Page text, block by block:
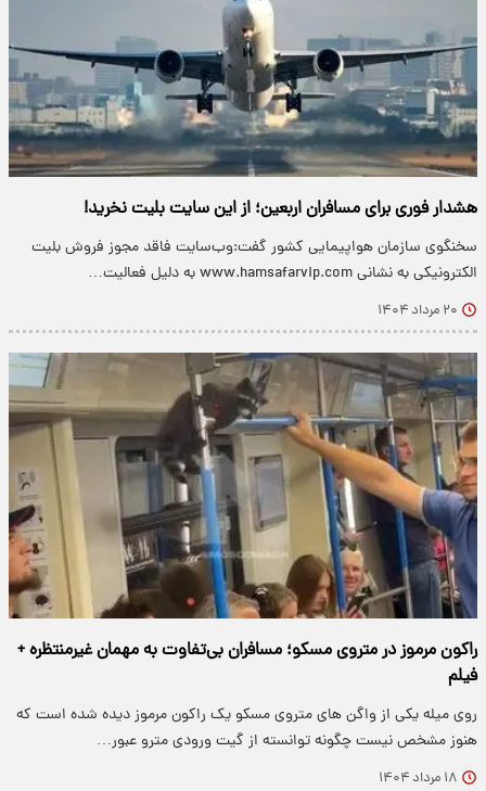
هشدار فوری برای مسافران اربعین؛ از این سایت بلیت نخرید!
سخنگوی سازمان هواپیمایی کشور گفت:وب‌سایت فاقد مجوز فروش بلیت
الکترونیکی به نشانی www.hamsafarvip.com به دلیل فعالیت…
۲۰ مرداد ۱۴۰۴
راکون مرموز در متروی مسکو؛ مسافران بی‌تفاوت به مهمان غیرمنتظره +
فیلم
روی میله یکی از واگن های متروی مسکو یک راکون مرموز دیده شده است که
هنوز مشخص نیست چگونه توانسته از گیت ورودی مترو عبور…
۱۸ مرداد ۱۴۰۴